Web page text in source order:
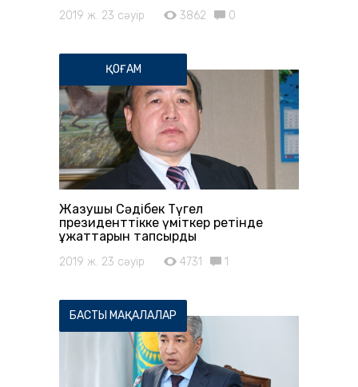
2019 ж. 23 сәуір 3862 0
ҚОҒАМ
Жазушы Сәдібек Түгел
президенттікке үміткер ретінде
құжаттарын тапсырды
2019 ж. 23 сәуір 4731 1
БАСТЫ МАҚАЛАЛАР